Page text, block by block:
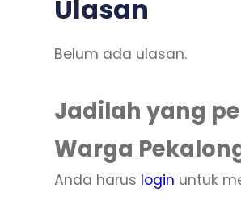
Ulasan
Belum ada ulasan.
Jadilah yang
Warga
Anda harus login untuk